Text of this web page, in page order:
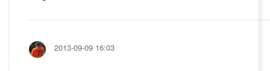
2013-09-09 16:03